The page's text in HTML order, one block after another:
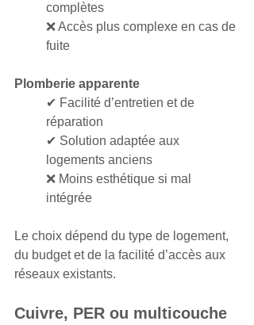
complètes
❌ Accès plus complexe en cas de
fuite
Plomberie apparente
✔ Facilité d’entretien et de
réparation
✔ Solution adaptée aux
logements anciens
❌ Moins esthétique si mal
intégrée
Le choix dépend du type de logement,
du budget et de la facilité d’accès aux
réseaux existants.
Cuivre, PER ou multicouche